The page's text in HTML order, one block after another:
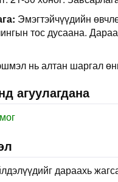
Эмэгтэйчүүдийн
тос дусаана.
нь алтан шаргал
агуулагдана
дараахь